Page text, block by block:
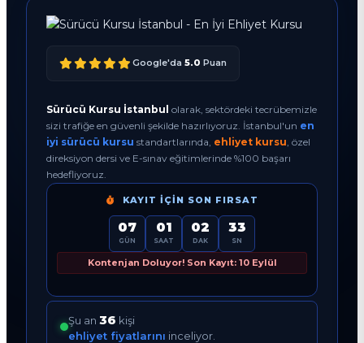
Google'da 5.0 Puan
Sürücü Kursu İstanbul olarak, sektördeki tecrübemizle
sizi trafiğe en güvenli şekilde hazırlıyoruz. İstanbul'un en
iyi sürücü kursu standartlarında, ehliyet kursu , özel
direksiyon dersi ve E-sınav eğitimlerinde %100 başarı
hedefliyoruz.
KAYIT İÇIN SON FIRSAT
07
GÜN
01
SAAT
02
DAK
32
SN
Kontenjan Doluyor! Son Kayıt: 10 Eylül
Şu an 36 kişi
ehliyet fiyatlarını inceliyor.